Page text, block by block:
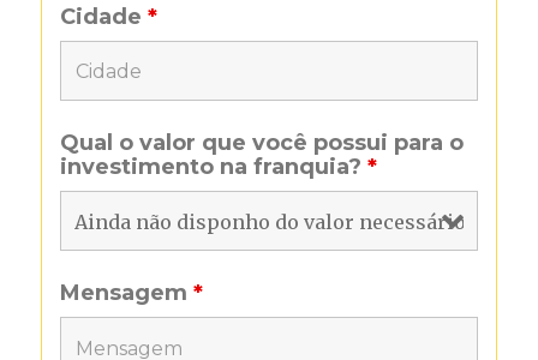
Cidade*
Qual o valor que você possui para o
investimento na franquia?*
Mensagem*